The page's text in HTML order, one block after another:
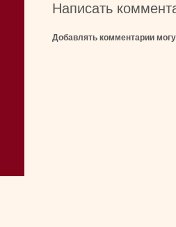
Написать
Добавлять комментарии